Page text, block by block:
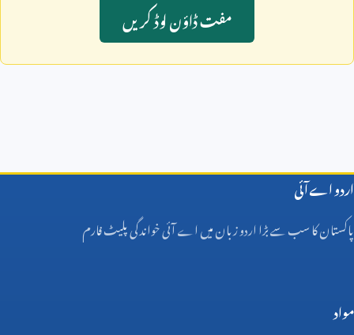
مفت ڈاؤن لوڈ کريں
اردو اے آئی
پاکستان کا سب سے بڑا اردو زبان میں اے آئی خواندگی پلیٹ فارم
مواد